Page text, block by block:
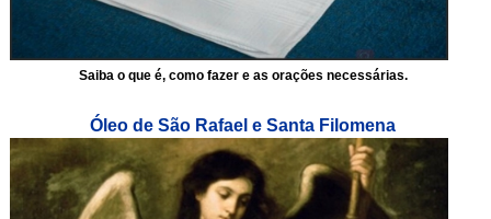
Saiba o que é, como fazer e as orações necessárias.
Óleo de São Rafael e Santa Filomena